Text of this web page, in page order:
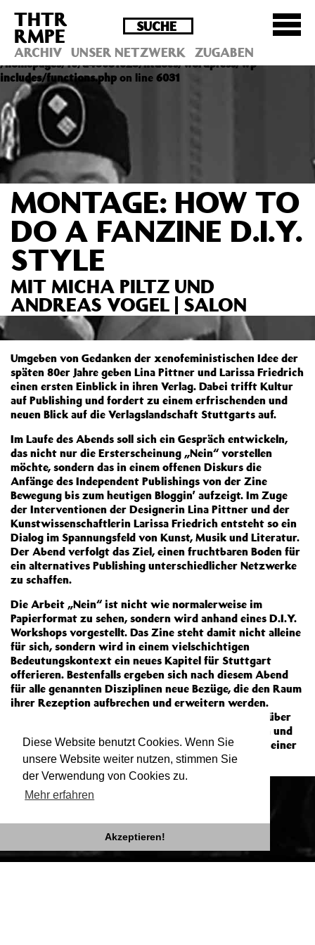
Diese Website benutzt Cookies. Wenn Sie
unsere Website weiter nutzen, stimmen Sie
der Verwendung von Cookies zu.
Mehr erfahren
Akzeptieren!
Deprecated : Die Funktion post_permalink ist seit
Version 4.4.0 veraltet! Verwende stattdessen
get_permalink(). in
/homepages/10/d43051023/htdocs/wordpress/wp-
includes/functions.php on line 6031
THTR
RMPE
ARCHIV UNSER NETZWERK ZUGABEN
MONTAGE: HOW TO
DO A FANZINE D.I.Y.
STYLE
MIT MICHA PILTZ UND
ANDREAS VOGEL | SALON
Umgeben von Gedanken der xenofeministischen Idee der
späten 80er Jahre geben Lina Pittner und Larissa Friedrich
einen ersten Einblick in ihren Verlag. Dabei trifft Kultur
auf Publishing und fordert zu einem erfrischenden und
neuen Blick auf die Verlagslandschaft Stuttgarts auf.
Im Laufe des Abends soll sich ein Gespräch entwickeln,
das nicht nur die Ersterscheinung „Nein“ vorstellen
möchte, sondern das in einem offenen Diskurs die
Anfänge des Independent Publishings von der Zine
Bewegung bis zum heutigen Bloggin’ aufzeigt. Im Zuge
der Interventionen der Designerin Lina Pittner und der
Kunstwissenschaftlerin Larissa Friedrich entsteht so ein
Dialog im Spannungsfeld von Kunst, Musik und Literatur.
Der Abend verfolgt das Ziel, einen fruchtbaren Boden für
ein alternatives Publishing unterschiedlicher Netzwerke
zu schaffen.
Die Arbeit „Nein“ ist nicht wie normalerweise im
Papierformat zu sehen, sondern wird anhand eines D.I.Y.
Workshops vorgestellt. Das Zine steht damit nicht alleine
für sich, sondern wird in einem vielschichtigen
Bedeutungskontext ein neues Kapitel für Stuttgart
offerieren. Bestenfalls ergeben sich nach diesem Abend
für alle genannten Disziplinen neue Bezüge, die den Raum
ihrer Rezeption aufbrechen und erweitern werden.
Hierzu sprechen Lina Pittner und Larissa Friedrich über
alle ihrerseits vorstellbaren redaktionellen Visionen und
geben einen ersten Einblick in die Schwierigkeiten einer
selbstorganisierten Publikation.